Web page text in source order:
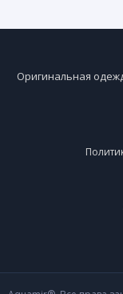
Оригинальная